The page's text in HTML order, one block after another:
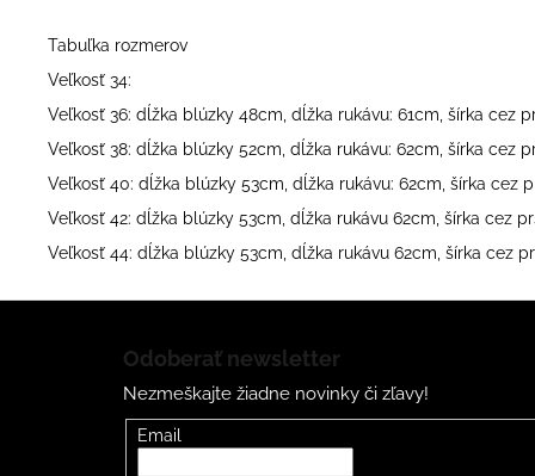
Tabuľka rozmerov
Veľkosť 34:
Veľkosť 36: dĺžka blúzky 48cm, dĺžka rukávu: 61cm, šírka cez
Veľkosť 38: dĺžka blúzky 52cm, dĺžka rukávu: 62cm, šírka cez
Veľkosť 40: dĺžka blúzky 53cm, dĺžka rukávu: 62cm, šírka cez
Veľkosť 42: dĺžka blúzky 53cm, dĺžka rukávu 62cm, šírka cez
Veľkosť 44: dĺžka blúzky 53cm, dĺžka rukávu 62cm, šírka cez
Odoberať newsletter
Nezmeškajte žiadne novinky či zľavy!
Email